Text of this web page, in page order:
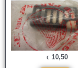
€ 10,50